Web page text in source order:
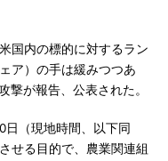
国内の標的に対するラン
ア）の手は緩みつつあ
撃が報告、公表された。
（現地時間、以下同
せる目的で、農業関連組